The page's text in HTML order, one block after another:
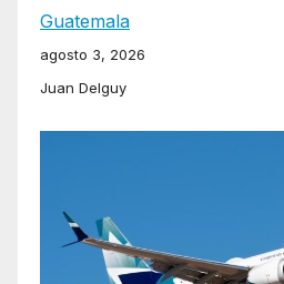
Guatemala
agosto 3, 2026
Juan Delguy